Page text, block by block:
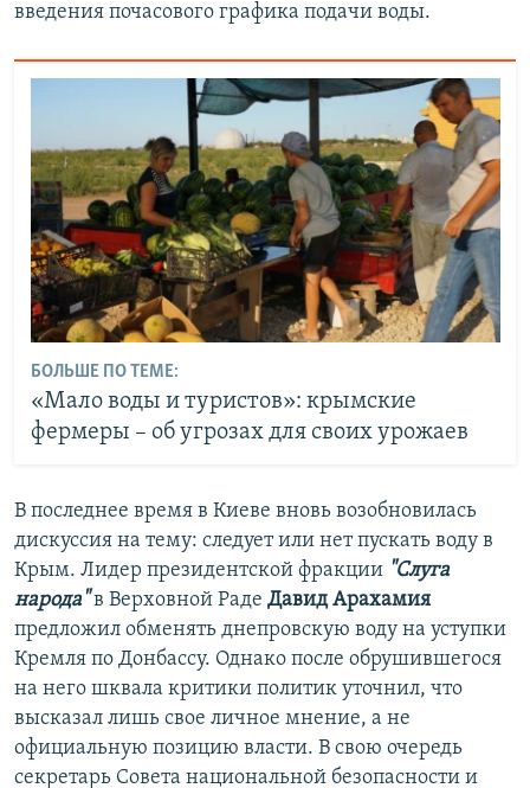
введения почасового графика подачи воды.
БОЛЬШЕ ПО ТЕМЕ:
«Мало воды и туристов»: крымские
фермеры – об угрозах для своих урожаев
В последнее время в Киеве вновь возобновилась
дискуссия на тему: следует или нет пускать воду в
Крым. Лидер президентской фракции "Слуга
народа"в Верховной Раде Давид Арахамия
предложил обменять днепровскую воду на уступки
Кремля по Донбассу. Однако после обрушившегося
на него шквала критики политик уточнил, что
высказал лишь свое личное мнение, а не
официальную позицию власти. В свою очередь
секретарь Совета национальной безопасности и